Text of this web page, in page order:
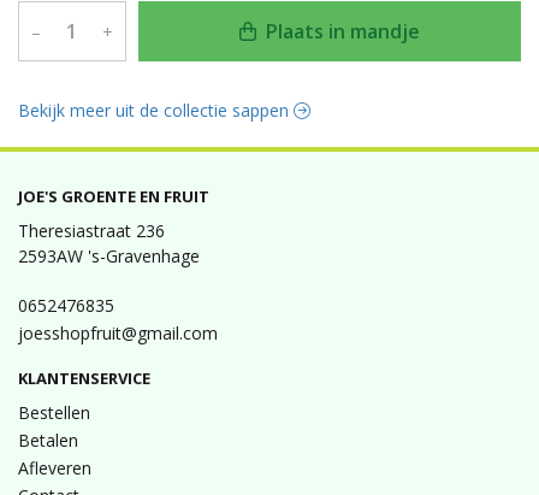
– + Plaats in mandje
Bekijk meer uit de collectie sappen
JOE'S GROENTE EN FRUIT
Theresiastraat 236
2593AW 's-Gravenhage
0652476835
joesshopfruit@gmail.com
KLANTENSERVICE
Bestellen
Betalen
Afleveren